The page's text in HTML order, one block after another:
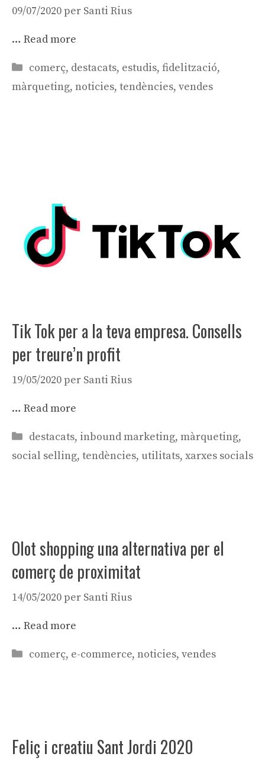
09/07/2020per Santi Rius
… Read more
Categories
comerç, destacats, estudis, fidelització,
màrqueting, noticies, tendències, vendes
Tik Tok per a la teva empresa. Consells
per treure’n profit
19/05/2020per Santi Rius
… Read more
Categories
destacats, inbound marketing, màrqueting,
social selling, tendències, utilitats, xarxes socials
Olot shopping una alternativa per el
comerç de proximitat
14/05/2020per Santi Rius
… Read more
Categories
comerç, e-commerce, noticies, vendes
Feliç i creatiu Sant Jordi 2020